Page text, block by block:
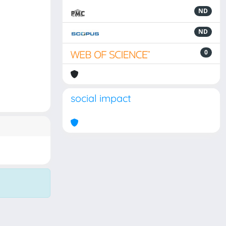
ND
ND
0
social impact